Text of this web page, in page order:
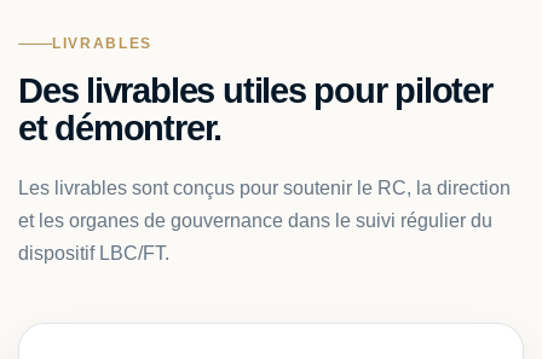
LIVRABLES
Des livrables utiles pour piloter
et démontrer.
Les livrables sont conçus pour soutenir le RC, la direction
et les organes de gouvernance dans le suivi régulier du
dispositif LBC/FT.